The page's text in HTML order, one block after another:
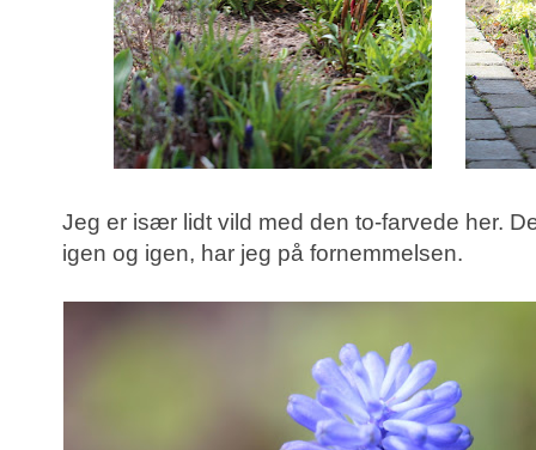
Jeg er især lidt vild med den to-farvede her.
igen og igen, har jeg på fornemmelsen.